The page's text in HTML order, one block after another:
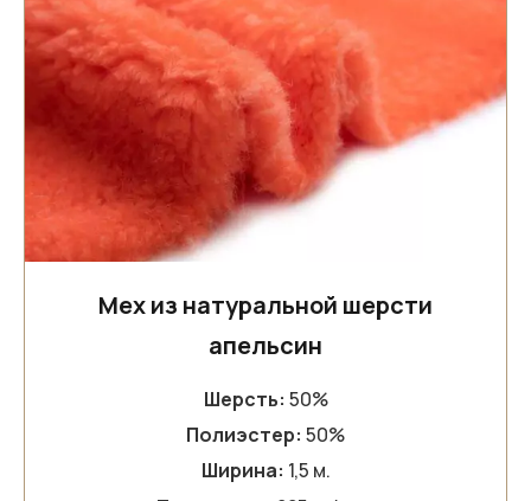
Мех из натуральной шерсти
апельсин
Шерсть: 50%
Полиэстер: 50%
Ширина: 1,5 м.